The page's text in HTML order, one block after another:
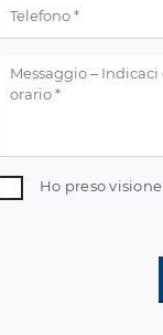
Ho preso